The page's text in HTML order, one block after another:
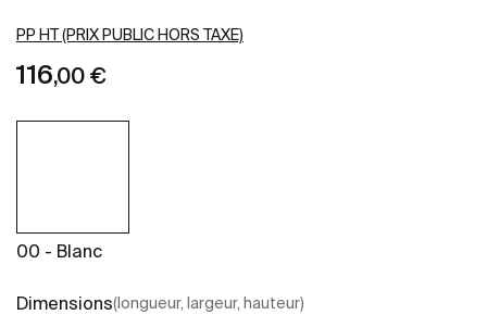
PP HT (PRIX PUBLIC HORS TAXE)
116,00 €
00 - Blanc
Dimensions(longueur, largeur, hauteur)